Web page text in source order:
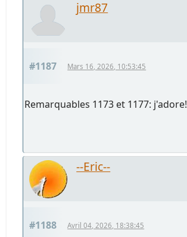
jmr87
#1187 Mars 16, 2026, 10:53:45
Remarquables 1173 et 1177: j'adore!
--Eric--
#1188 Avril 04, 2026, 18:38:45